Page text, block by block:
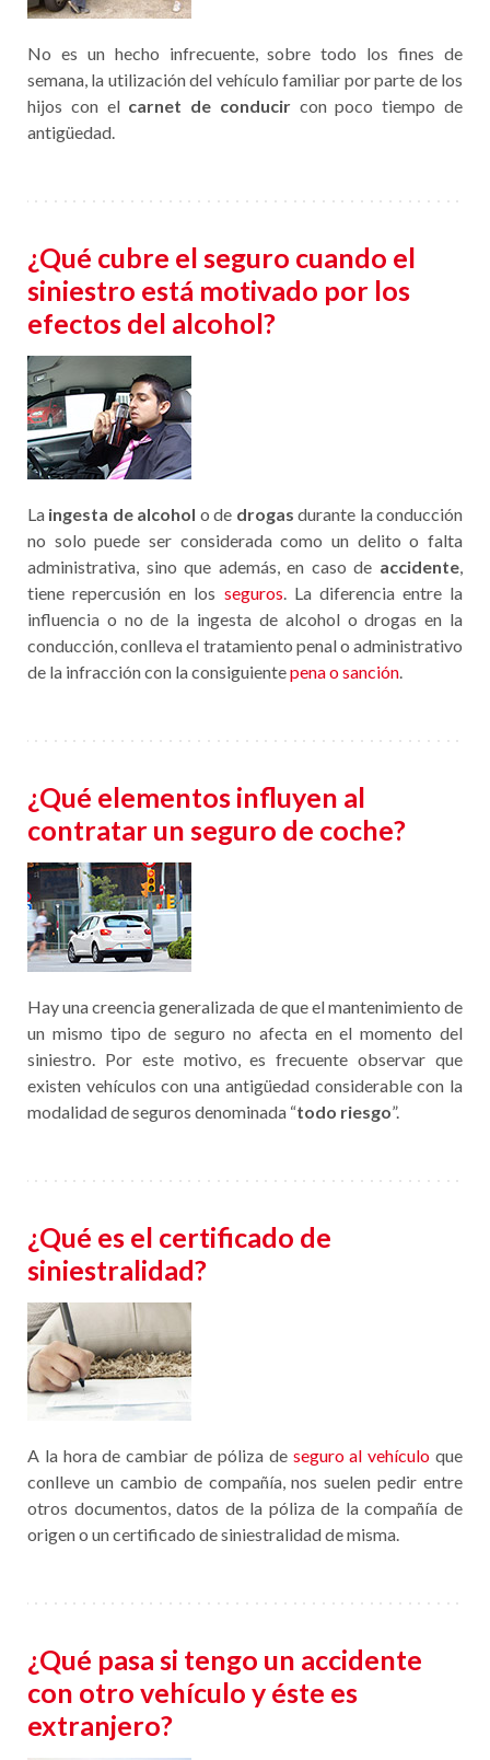
No es un hecho infrecuente, sobre todo los fines de
semana, la utilización del vehículo familiar por parte de los
hijos con el carnet de conducircon poco tiempo de
antigüedad.
¿Qué cubre el seguro cuando el
siniestro está motivado por los
efectos del alcohol?
La ingesta de alcohol o de drogas durante la conducción
no solo puede ser considerada como un delito o falta
administrativa, sino que además, en caso de accidente
tiene repercusión en los seguros . La diferencia entre la
influencia o no de la ingesta de alcohol o drogas en la
conducción, conlleva el tratamiento penal o administrativo
de la infracción con la consiguientepena o sanción
¿Qué elementos influyen al
contratar un seguro de coche?
Hay una creencia generalizada de que el mantenimiento de
un mismo tipo de seguro no afecta en el momento del
siniestro. Por este motivo, es frecuente observar que
existen vehículos con una antigüedad considerable con la
modalidad de seguros denominada “todo riesgo”.
¿Qué es el certificado de
siniestralidad?
A la hora de cambiar de póliza de seguro al vehículo que
conlleve un cambio de compañía, nos suelen pedir entre
otros documentos, datos de la póliza de la compañía de
origen o un certificado de siniestralidad de misma.
¿Qué pasa si tengo un accidente
con otro vehículo y éste es
extranjero?